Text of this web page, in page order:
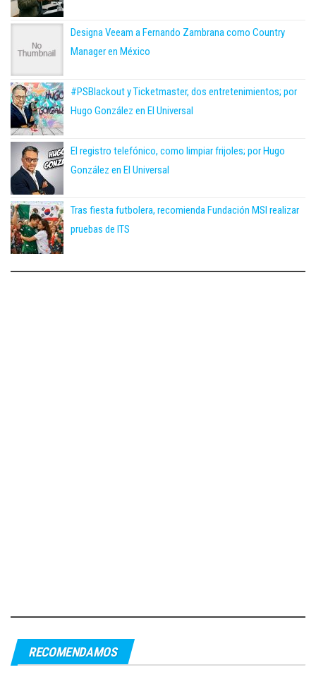
Designa Veeam a Fernando Zambrana como Country
Manager en México
#PSBlackout y Ticketmaster, dos entretenimientos; por
Hugo González en El Universal
El registro telefónico, como limpiar frijoles; por Hugo
González en El Universal
Tras fiesta futbolera, recomienda Fundación MSI realizar
pruebas de ITS
RECOMENDAMOS